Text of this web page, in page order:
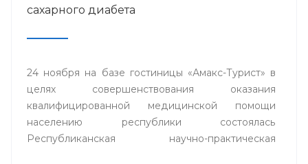
сахарного диабета
24 ноября на базе гостиницы «Амакс-Турист» в
целях совершенствования оказания
квалифицированной медицинской помощи
населению республики состоялась
Республиканская научно-практическая